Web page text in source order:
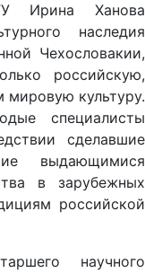
Ирина Ханова
наследия
Чехословакии,
российскую,
культуру.
специалисты
сделавшие
выдающимися
в зарубежных
российской
научного